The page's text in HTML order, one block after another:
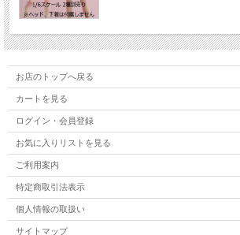
お店のトップへ戻る
カートを見る
ログイン・会員登録
お気に入りリストを見る
ご利用案内
特定商取引法表示
個人情報の取扱い
サイトマップ